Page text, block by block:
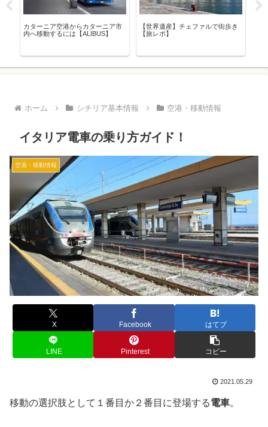
カターニア空港からカターニア市
内へ移動するには【ALIBUS】
【世界遺産】チェファルで街歩き
【旅レポ】
ホーム シチリア基本情報 空港・移動情報
イタリア電車の乗り方ガイド！
空港・移動情報
X Facebook はてブ
LINE Pinterest コピー
2021.05.29
移動の選択肢として１番目か２番目に登場する電車。